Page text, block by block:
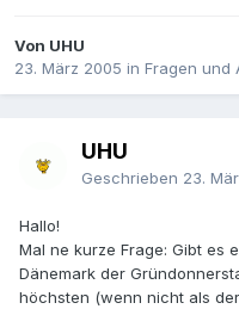
Von UHU
23. März 2005 in Fragen und
UHU
Geschrieben 23.
Hallo!
Mal ne kurze Frage: Gibt es
Dänemark der
höchsten (wenn nicht als